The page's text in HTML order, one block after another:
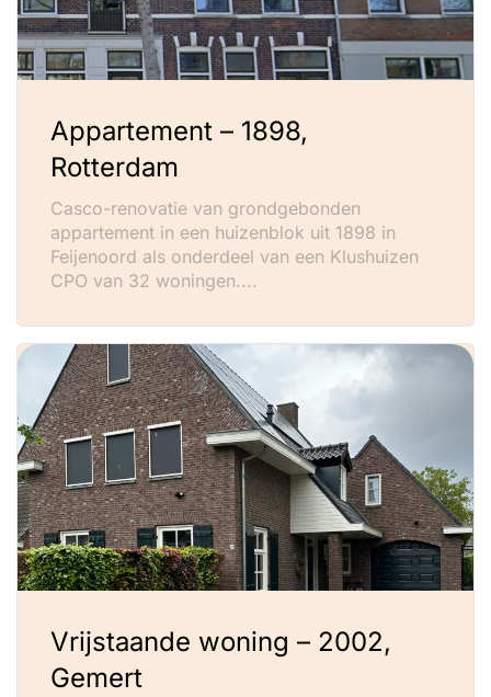
Appartement – 1898,
Rotterdam
Casco-renovatie van grondgebonden
appartement in een huizenblok uit 1898 in
Feijenoord als onderdeel van een Klushuizen
CPO van 32 woningen....
Vrijstaande woning – 2002,
Gemert